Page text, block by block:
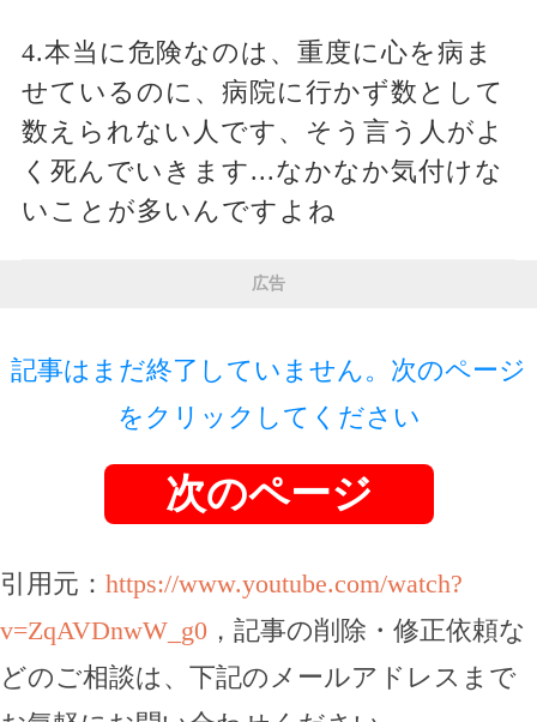
4.本当に危険なのは、重度に心を病ま
せているのに、病院に行かず数として
数えられない人です、そう言う人がよ
く死んでいきます...なかなか気付けな
いことが多いんですよね
広告
記事はまだ終了していません。次のページ
をクリックしてください
次のページ
引用元： https://www.youtube.com/watch?
v=ZqAVDnwW_g0 ，記事の削除・修正依頼な
どのご相談は、下記のメールアドレスまで